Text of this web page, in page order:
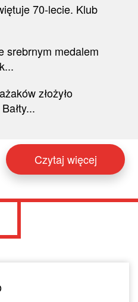
70-lecie. Klub
srebrnym medalem
złożyło
Czytaj więcej